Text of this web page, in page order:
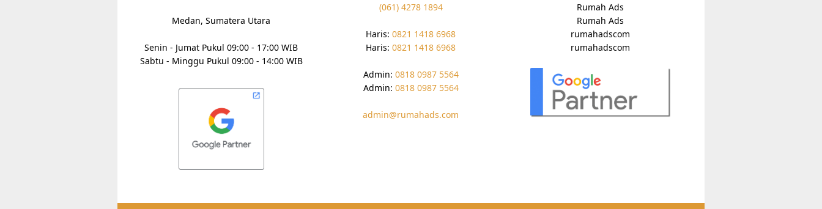
Medan, Sumatera Utara
Senin - Jumat Pukul 09:00 - 17:00 WIB
Sabtu - Minggu Pukul 09:00 - 14:00 WIB
(061) 4278 1894
Haris:0821 1418 6968
Haris:0821 1418 6968
Admin: 0818 0987 5564
Admin: 0818 0987 5564
admin@rumahads.com
Rumah Ads
Rumah Ads
rumahadscom
rumahadscom